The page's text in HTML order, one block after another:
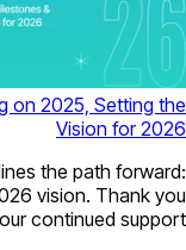
Letter:
of B2BROKER,
to a unified
for